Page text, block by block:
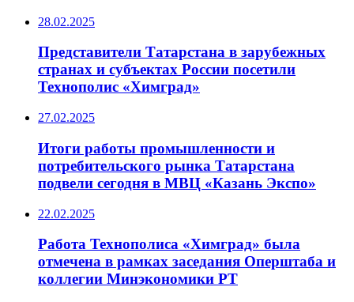
28.02.2025
Представители Татарстана в зарубежных
странах и субъектах России посетили
Технополис «Химград»
27.02.2025
Итоги работы промышленности и
потребительского рынка Татарстана
подвели сегодня в МВЦ «Казань Экспо»
22.02.2025
Работа Технополиса «Химград» была
отмечена в рамках заседания Оперштаба и
коллегии Минэкономики РТ